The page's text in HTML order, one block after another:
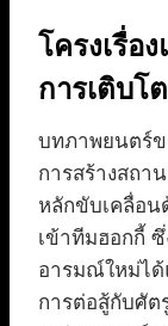
โครงเรื่อ
การเติบโต
บทภาพยนตร์ข
การสร้างสถา
หลักขับเคลื่อน
เข้าทีมฮอกกี้
อารมณ์ใหม่ไ
การต่อสู้กับศัต